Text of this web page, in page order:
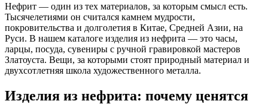
Нефрит — один из тех материалов, за которым смысл есть.
Тысячелетиями он считался камнем мудрости,
покровительства и долголетия в Китае, Средней Азии, на
Руси. В нашем каталоге изделия из нефрита — это часы,
ларцы, посуда, сувениры с ручной гравировкой мастеров
Златоуста. Вещи, за которыми стоят природный материал и
двухсотлетняя школа художественного металла.
Изделия из нефрита: почему ценятся